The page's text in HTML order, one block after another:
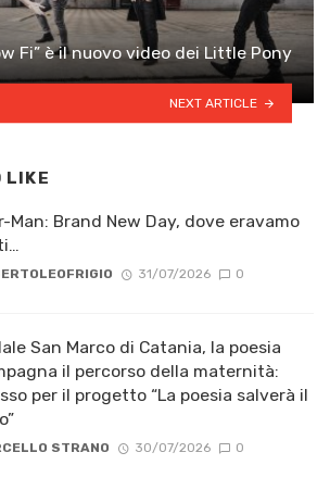
Fi” è il nuovo video dei Little Pony
NEXT ARTICLE
LIKE
Man: Brand New Day, dove eravamo
31/07/2026 0
San Marco di Catania, la poesia
il percorso della maternità:
per il progetto “La poesia salverà il
STRANO 30/07/2026 0